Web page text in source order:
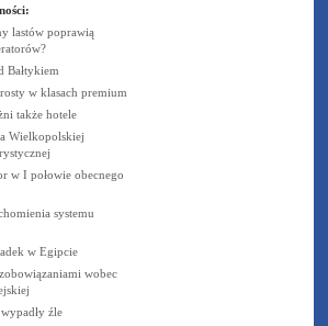
lastów poprawią
Bałtykiem
w klasach premium
także hotele
Wielkopolskiej
w I połowie obecnego
systemu
w Egipcie
wobec
źle